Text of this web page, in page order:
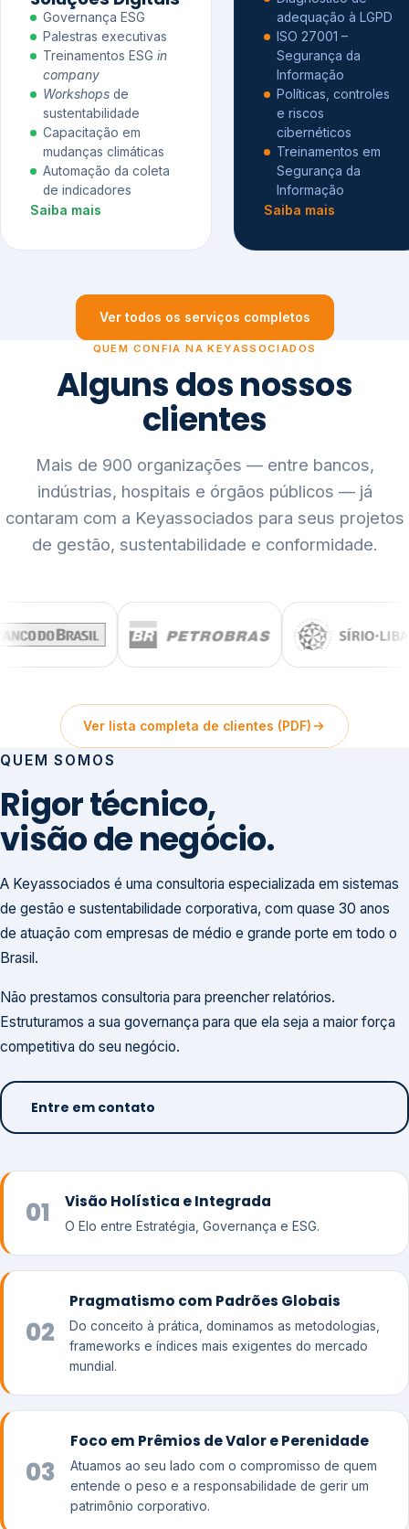
Governança ESG
Palestras executivas
Treinamentos ESG in
company
Workshops de
sustentabilidade
Capacitação em
mudanças climáticas
Automação da coleta
de indicadores
Saiba mais
adequação à LGPD
ISO 27001 –
Segurança da
Informação
Políticas, controles
e riscos
cibernéticos
Treinamentos em
Segurança da
Informação
Saiba mais
Ver todos os serviços completos
QUEM CONFIA NA KEYASSOCIADOS
Alguns dos nossos
clientes
Mais de 900 organizações — entre bancos,
indústrias, hospitais e órgãos públicos — já
contaram com a Keyassociados para seus projetos
de gestão, sustentabilidade e conformidade.
Ver lista completa de clientes (PDF)
QUEM SOMOS
Rigor técnico,
visão de negócio.
A Keyassociados é uma consultoria especializada em sistemas
de gestão e sustentabilidade corporativa, com quase 30 anos
de atuação com empresas de médio e grande porte em todo o
Brasil.
Não prestamos consultoria para preencher relatórios.
Estruturamos a sua governança para que ela seja a maior força
competitiva do seu negócio.
Entre em contato
01 Visão Holística e Integrada
O Elo entre Estratégia, Governança e ESG.
02
Pragmatismo com Padrões Globais
Do conceito à prática, dominamos as metodologias,
frameworks e índices mais exigentes do mercado
mundial.
03
Foco em Prêmios de Valor e Perenidade
Atuamos ao seu lado com o compromisso de quem
entende o peso e a responsabilidade de gerir um
patrimônio corporativo.